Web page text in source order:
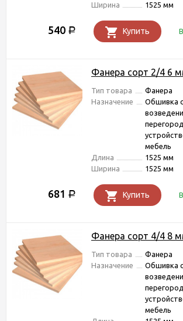
Ширина
1525 мм
540 Р Купить
Фанера сорт 2/4 6
Тип товара
Фанера
Назначение
Обшивка
мебель
Длина
1525 мм
Ширина
1525 мм
681 Р Купить
Фанера сорт 4/4 8
Тип товара
Фанера
Назначение
Обшивка
мебель